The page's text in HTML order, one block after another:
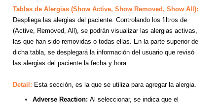
Tablas de Alergias (Show Active, Show Removed, Show All):
Despliega las alergias del paciente. Controlando los filtros de
(Active, Removed, All), se podrán visualizar las alergias activas,
las que han sido removidas o todas ellas. En la parte superior de
dicha tabla, se desplegará la información del usuario que revisó
las alergias del paciente la fecha y hora.
Detail: Esta sección, es la que se utiliza para agregar la alergia.
Adverse Reaction: Al seleccionar, se indica que el